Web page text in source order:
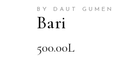
BY DAUT
Bari
500.00L